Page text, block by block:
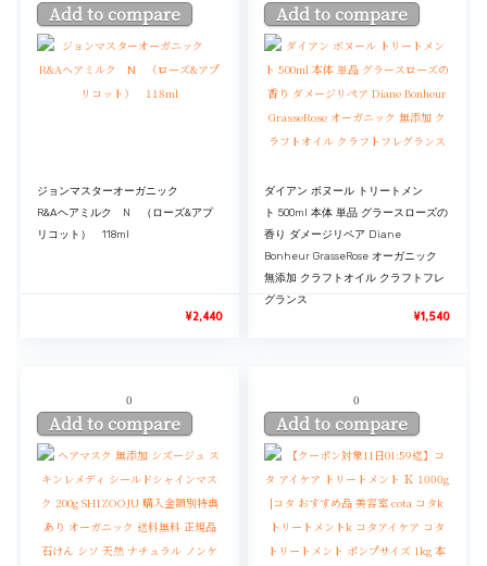
Add to compare
ジョンマスターオーガニック
R&Aヘアミルク N （ローズ&アプ
リコット） 118ml
¥2,440
Add to compare
ダイアン ボヌール トリートメン
ト 500ml 本体 単品 グラースローズの
香り ダメージリペア Diane
Bonheur GrasseRose オーガニック
無添加 クラフトオイル クラフトフレ
グランス
¥1,540
0
Add to compare
0
Add to compare